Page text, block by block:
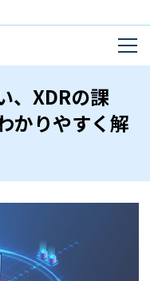
、XDRの課
かりやすく解